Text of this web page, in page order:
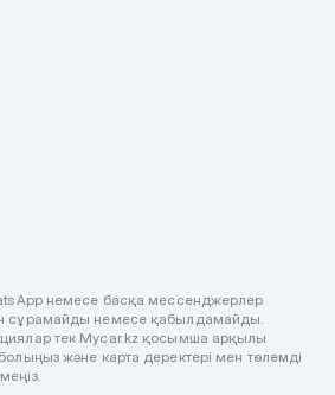
немесе басқа мессенджерлер
сұрамайды немесе қабылдамайды.
тек Mycar.kz қосымша арқылы
және карта деректері мен төлемді